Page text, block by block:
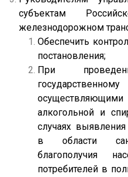
субъектам
железнодорожном
Обеспечить
постановления;
При
алкогольной и
случаях
в области
благополучия
потребителей в